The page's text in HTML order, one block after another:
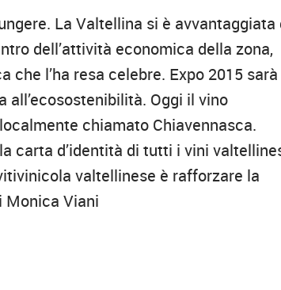
La Valtellina si è avvantaggiata
dell’attività economica della zona,
l’ha resa celebre. Expo 2015 sarà
Oggi il vino
chiamato Chiavennasca.
carta d’identità di tutti i vini
valtellinese è rafforzare la
Monica Viani